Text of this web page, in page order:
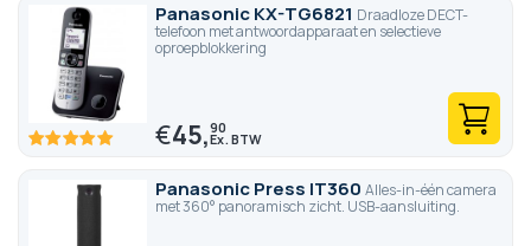
Panasonic KX-TG6821 Draadloze DECT-
telefoon met antwoordapparaat en selectieve
oproepblokkering
100 100 €45,90
Panasonic Press IT360 Alles-in-één camera
met 360° panoramisch zicht. USB-aansluiting.